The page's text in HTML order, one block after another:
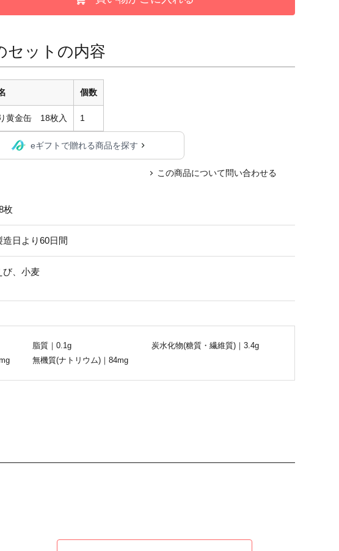
セットの内容
個数
黄金缶 18枚入 1
eギフトで贈れる商品を探す
この商品について問い合わせる
枚
造日より60日間
び、小麦
脂質｜0.1g
炭水化物(糖質・繊維質)｜3.4g
無機質(ナトリウム)｜84mg